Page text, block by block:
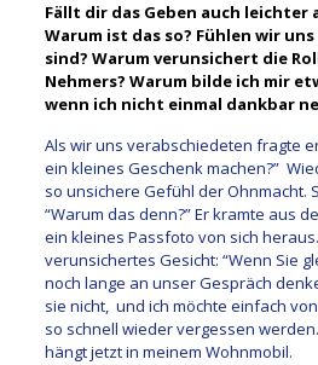
Fällt dir das Geben auch leichter
Warum ist das so? Fühlen wir
sind? Warum verunsichert die
Nehmers? Warum bilde ich mir
wenn ich nicht einmal dankbar
Als wir uns verabschiedeten fragte
ein kleines Geschenk machen?”
so unsichere Gefühl der Ohnmacht.
“Warum das denn?” Er kramte aus
ein kleines Passfoto von sich
verunsichertes Gesicht: “Wenn Sie
noch lange an unser Gespräch
sie nicht, und ich möchte einfach
so schnell wieder vergessen
hängt jetzt in meinem Wohnmobil.